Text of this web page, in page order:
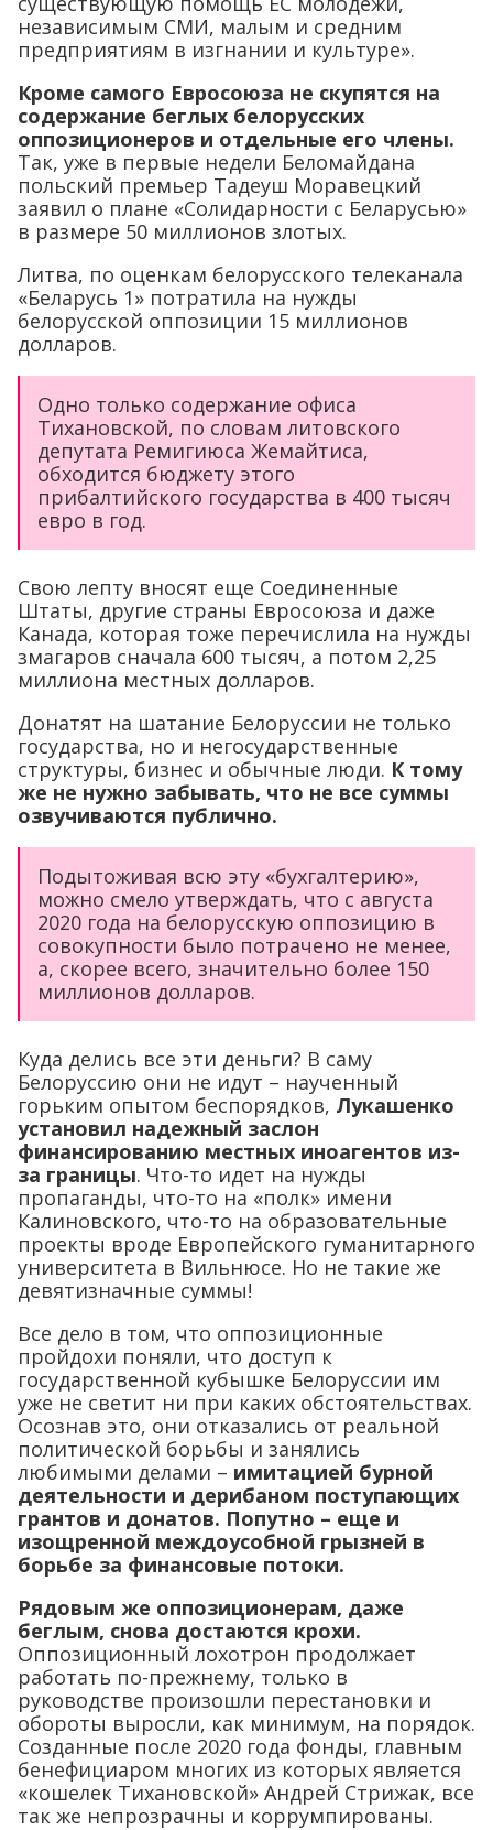
независимым СМИ, малым и средним
предприятиям в изгнании и культуре».
Кроме самого Евросоюза не скупятся на
содержание беглых белорусских
оппозиционеров и отдельные его члены.
Так, уже в первые недели Беломайдана
польский премьер Тадеуш Моравецкий
заявил о плане «Солидарности с Беларусью»
в размере 50 миллионов злотых.
Литва, по оценкам белорусского телеканала
«Беларусь 1» потратила на нужды
белорусской оппозиции 15 миллионов
долларов.
Одно только содержание офиса
Тихановской, по словам литовского
депутата Ремигиюса Жемайтиса,
обходится бюджету этого
прибалтийского государства в 400 тысяч
евро в год.
Свою лепту вносят еще Соединенные
Штаты, другие страны Евросоюза и даже
Канада, которая тоже перечислила на нужды
змагаров сначала 600 тысяч, а потом 2,25
миллиона местных долларов.
Донатят на шатание Белоруссии не только
государства, но и негосударственные
структуры, бизнес и обычные люди. К тому
же не нужно забывать, что не все суммы
озвучиваются публично.
Подытоживая всю эту «бухгалтерию»,
можно смело утверждать, что с августа
2020 года на белорусскую оппозицию в
совокупности было потрачено не менее,
а, скорее всего, значительно более 150
миллионов долларов.
Куда делись все эти деньги? В саму
Белоруссию они не идут – наученный
горьким опытом беспорядков, Лукашенко
установил надежный заслон
финансированию местных иноагентов из-
за границы. Что-то идет на нужды
пропаганды, что-то на «полк» имени
Калиновского, что-то на образовательные
проекты вроде Европейского гуманитарного
университета в Вильнюсе. Но не такие же
девятизначные суммы!
Все дело в том, что оппозиционные
пройдохи поняли, что доступ к
государственной кубышке Белоруссии им
уже не светит ни при каких обстоятельствах.
Осознав это, они отказались от реальной
политической борьбы и занялись
любимыми делами – имитацией бурной
деятельности и дерибаном поступающих
грантов и донатов. Попутно – еще и
изощренной междоусобной грызней в
борьбе за финансовые потоки.
Рядовым же оппозиционерам, даже
беглым, снова достаются крохи.
Оппозиционный лохотрон продолжает
работать по-прежнему, только в
руководстве произошли перестановки и
обороты выросли, как минимум, на порядок.
Созданные после 2020 года фонды, главным
бенефициаром многих из которых является
«кошелек Тихановской» Андрей Стрижак, все
так же непрозрачны и коррумпированы.